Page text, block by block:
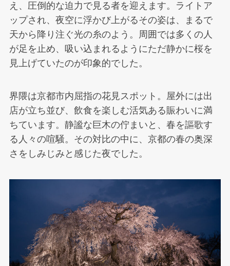
え、圧倒的な迫力で見る者を迎えます。ライトア
ップされ、夜空に浮かび上がるその姿は、まるで
天から降り注ぐ光の糸のよう。周囲では多くの人
が足を止め、吸い込まれるようにただ静かに桜を
見上げていたのが印象的でした。
界隈は京都市内屈指の花見スポット。屋外には出
店が立ち並び、飲食を楽しむ活気ある賑わいに満
ちています。静謐な巨木の佇まいと、春を謳歌す
る人々の喧騒。その対比の中に、京都の春の奥深
さをしみじみと感じた夜でした。